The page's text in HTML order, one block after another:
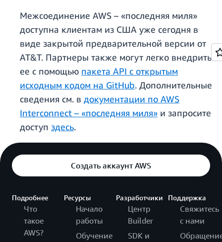
Межсоединение AWS – «последняя миля»
доступна клиентам из США уже сегодня в
виде закрытой предварительной версии от
AT&T. Партнеры также могут легко внедрить
ее с помощью пакета API с открытым
исходным кодом на GitHub. Дополнительные
сведения см. в документации по AWS
Interconnect – «последняя миля» и запросите
доступ здесь.
Создать аккаунт AWS
Подробнее
Что
такое
AWS?
Ресурсы
Начало
работы
Обучение
Разработчики
Центр
Builder
SDK и
Поддержка
Свяжитесь
с нами